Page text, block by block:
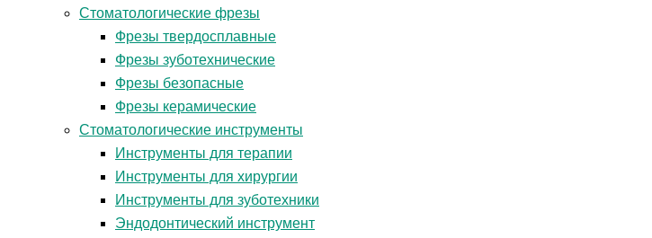
Стоматологические фрезы
Фрезы твердосплавные
Фрезы зуботехнические
Фрезы безопасные
Фрезы керамические
Стоматологические инструменты
Инструменты для терапии
Инструменты для хирургии
Инструменты для зуботехники
Эндодонтический инструмент